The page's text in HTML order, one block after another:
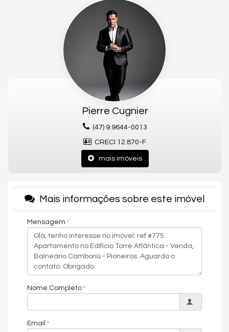
Camboriú, no bairro Pioneiros, em plena Avenida Atlântica. Com
uma vista privilegiada para o mar e acesso direto à orla, o
edifício oferece exclusividade, conforto e sofisticação para
quem busca viver com qualidade de vida em um dos
endereços mais desejados da cidade.
O empreendimento se destaca pela localização estratégica,
próximo a restaurantes, mercados, beach clubs, academias e
aos principais pontos turísticos da região. Os apartamentos
contam com ambientes amplos, excelente iluminação natural,
acabamento refinado e sacadas com vista panorâmica da
Além disso, o Torre Atlântica oferece uma completa área de
lazer, pensada para proporcionar bem-estar e comodidade aos
Morar no Torre Atlântica é unir o privilégio de estar de frente
Camboriú.
Gostou deste Imóvel?
Entre em contato com nós da Central PR Consultor Executivo
para agendar uma visita, e conhecer esse lindo Apartamento!
Nós da Central de Negócios PR Consultor Executivo & Home
Design, trabalhamos com foco sempre nos melhores imóveis de
Balneário Camboriú e Região. Também garimpamos
ótimo investimento com a maior segurança, assim realizando
Apartamento:
Pierre Cugnier
(47) 9.9644-0013
CRECI 12.870-F
mais imóveis
Mais informações sobre este imóvel
Mensagem
Nome Completo
Email